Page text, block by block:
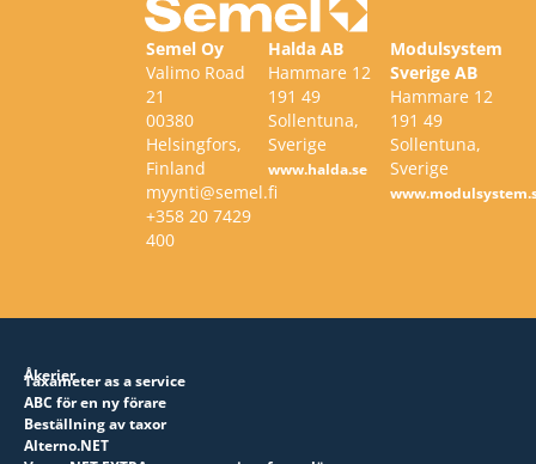
Semel Oy
Valimo Road
21
00380
Helsingfors,
Finland
myynti@semel.fi
+358 20 7429
400
Halda AB
Hammare 12
191 49
Sollentuna,
Sverige
www.halda.se
Modulsystem
Sverige AB
Hammare 12
191 49
Sollentuna,
Sverige
Åkerier
Taxameter as a service
ABC för en ny förare
Beställning av taxor
Alterno.NET